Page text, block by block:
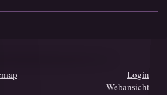
Login
Webansicht